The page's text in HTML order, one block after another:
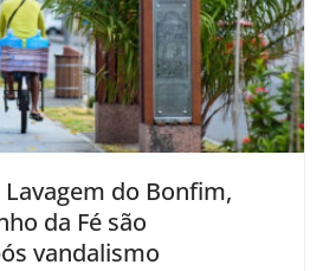
do Bonfim,
da Fé são
vandalismo